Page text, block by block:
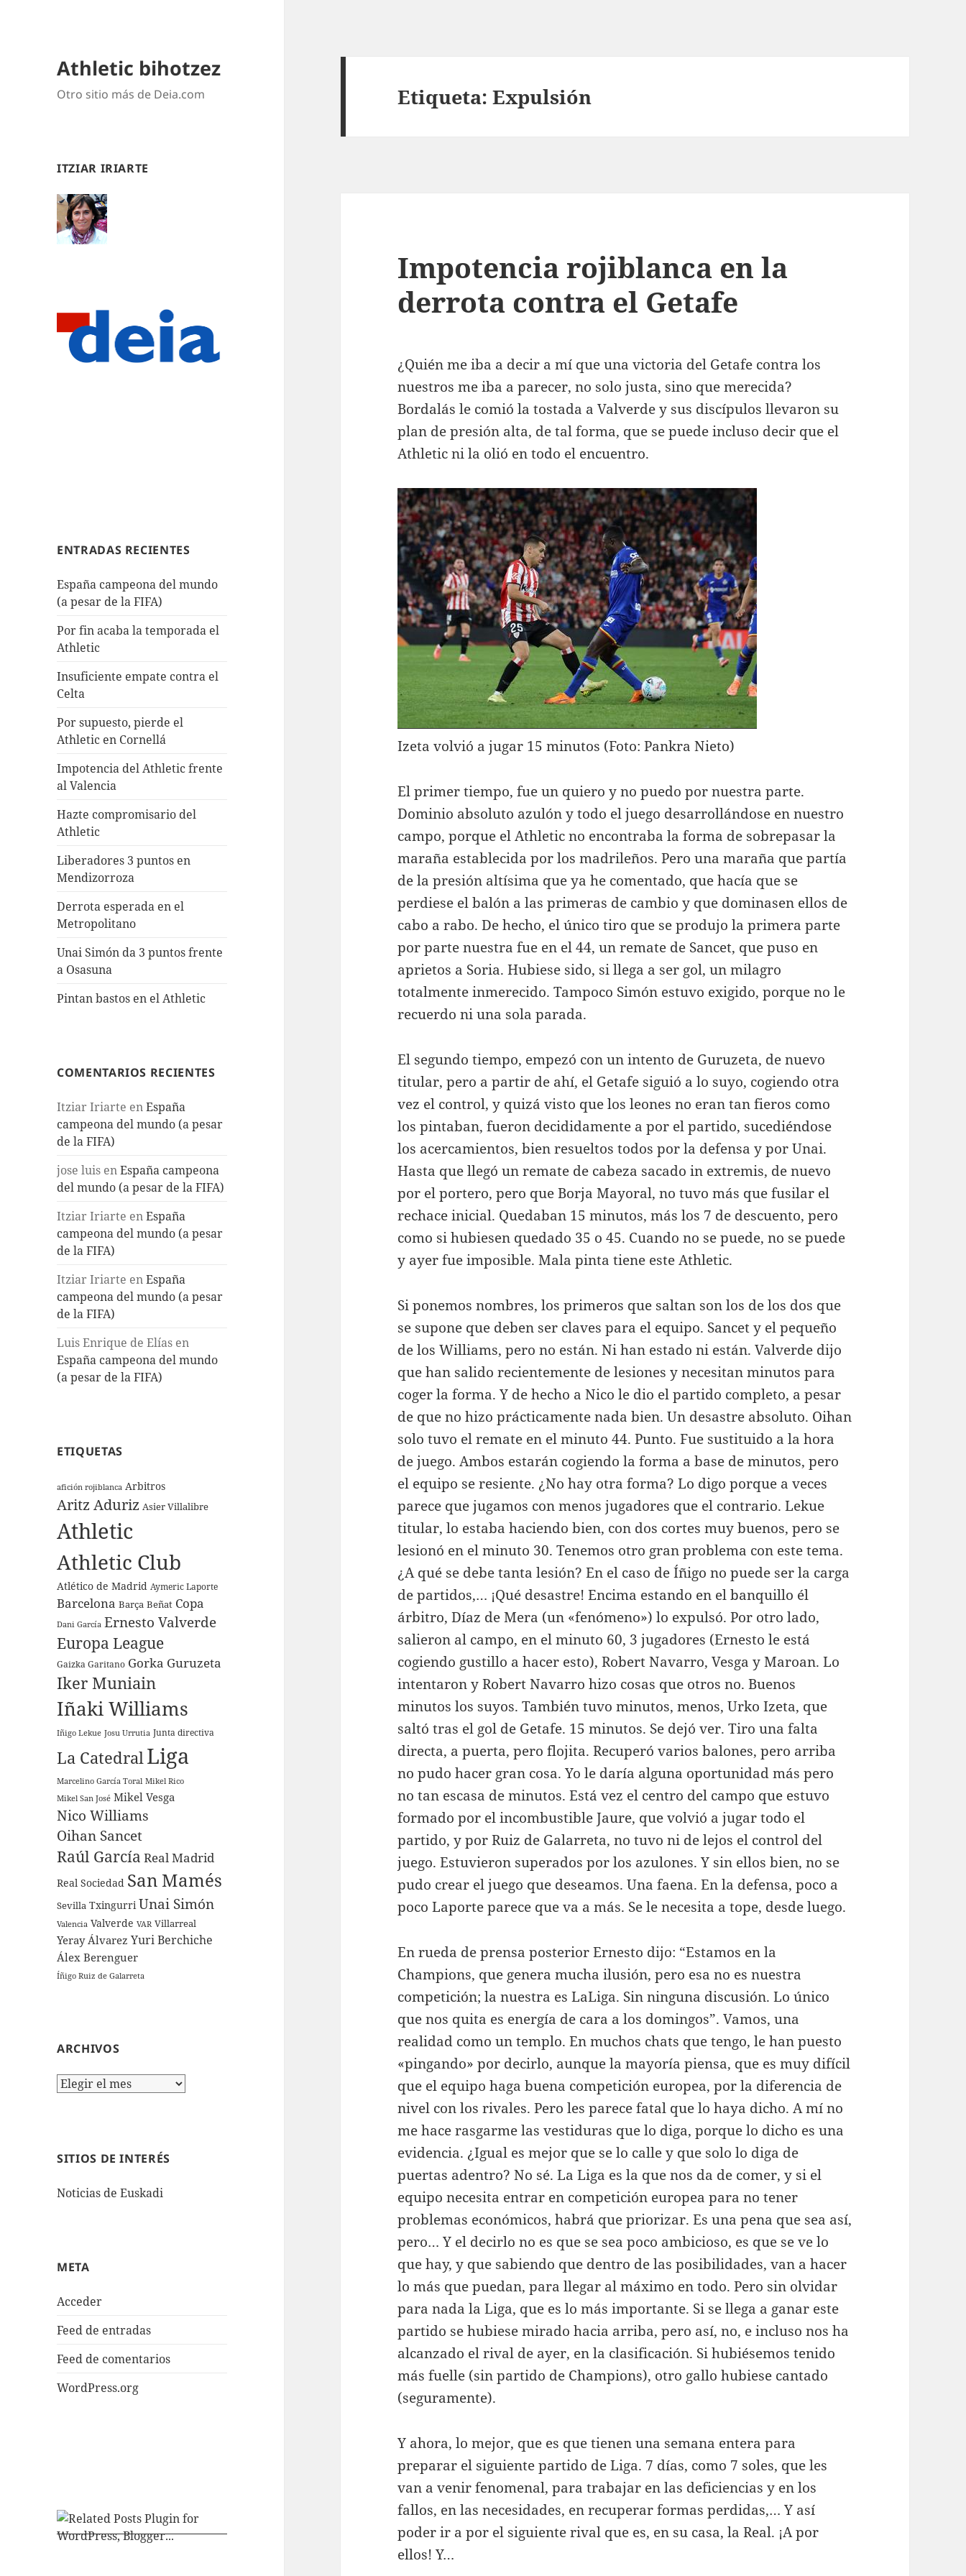
Athletic bihotzez
Otro sitio más de Deia.com
ITZIAR IRIARTE
ENTRADAS RECIENTES
España campeona del mundo
(a pesar de la FIFA)
Por fin acaba la temporada el
Athletic
Insuficiente empate contra el
Celta
Por supuesto, pierde el
Athletic en Cornellá
Impotencia del Athletic frente
al Valencia
Hazte compromisario del
Athletic
Liberadores 3 puntos en
Mendizorroza
Derrota esperada en el
Metropolitano
Unai Simón da 3 puntos frente
a Osasuna
Pintan bastos en el Athletic
COMENTARIOS RECIENTES
Itziar Iriarte enEspaña
campeona del mundo (a pesar
de la FIFA)
jose luis enEspaña campeona
del mundo (a pesar de la FIFA)
Itziar Iriarte enEspaña
campeona del mundo (a pesar
de la FIFA)
Itziar Iriarte enEspaña
campeona del mundo (a pesar
de la FIFA)
Luis Enrique de Elías en
España campeona del mundo
(a pesar de la FIFA)
ETIQUETAS
afición rojiblanca Arbitros
Aritz Aduriz Asier Villalibre
Athletic
Athletic Club
Atlético de Madrid Aymeric Laporte
Barcelona Barça Beñat Copa
Dani García Ernesto Valverde
Europa League
Gaizka Garitano Gorka Guruzeta
Iker Muniain
Iñaki Williams
Iñigo Lekue Josu Urrutia Junta directiva
La CatedralLiga
Marcelino García Toral Mikel Rico
Mikel San José Mikel Vesga
Nico Williams
Oihan Sancet
Raúl García Real Madrid
Real Sociedad San Mamés
Sevilla Txingurri Unai Simón
Valencia Valverde VAR Villarreal
Yeray Álvarez Yuri Berchiche
Álex Berenguer
Íñigo Ruiz de Galarreta
ARCHIVOS
Archivos
SITIOS DE INTERÉS
Noticias de Euskadi
META
Acceder
Feed de entradas
Feed de comentarios
WordPress.org
Etiqueta:Expulsión
Impotencia rojiblanca en la
derrota contra el Getafe
¿Quién me iba a decir a mí que una victoria del Getafe contra los
nuestros me iba a parecer, no solo justa, sino que merecida?
Bordalás le comió la tostada a Valverde y sus discípulos llevaron su
plan de presión alta, de tal forma, que se puede incluso decir que el
Athletic ni la olió en todo el encuentro.
Izeta volvió a jugar 15 minutos (Foto: Pankra Nieto)
El primer tiempo, fue un quiero y no puedo por nuestra parte.
Dominio absoluto azulón y todo el juego desarrollándose en nuestro
campo, porque el Athletic no encontraba la forma de sobrepasar la
maraña establecida por los madrileños. Pero una maraña que partía
de la presión altísima que ya he comentado, que hacía que se
perdiese el balón a las primeras de cambio y que dominasen ellos de
cabo a rabo. De hecho, el único tiro que se produjo la primera parte
por parte nuestra fue en el 44, un remate de Sancet, que puso en
aprietos a Soria. Hubiese sido, si llega a ser gol, un milagro
totalmente inmerecido. Tampoco Simón estuvo exigido, porque no le
recuerdo ni una sola parada.
El segundo tiempo, empezó con un intento de Guruzeta, de nuevo
titular, pero a partir de ahí, el Getafe siguió a lo suyo, cogiendo otra
vez el control, y quizá visto que los leones no eran tan fieros como
los pintaban, fueron decididamente a por el partido, sucediéndose
los acercamientos, bien resueltos todos por la defensa y por Unai.
Hasta que llegó un remate de cabeza sacado in extremis, de nuevo
por el portero, pero que Borja Mayoral, no tuvo más que fusilar el
rechace inicial. Quedaban 15 minutos, más los 7 de descuento, pero
como si hubiesen quedado 35 o 45. Cuando no se puede, no se puede
y ayer fue imposible. Mala pinta tiene este Athletic.
Si ponemos nombres, los primeros que saltan son los de los dos que
se supone que deben ser claves para el equipo. Sancet y el pequeño
de los Williams, pero no están. Ni han estado ni están. Valverde dijo
que han salido recientemente de lesiones y necesitan minutos para
coger la forma. Y de hecho a Nico le dio el partido completo, a pesar
de que no hizo prácticamente nada bien. Un desastre absoluto. Oihan
solo tuvo el remate en el minuto 44. Punto. Fue sustituido a la hora
de juego. Ambos estarán cogiendo la forma a base de minutos, pero
el equipo se resiente. ¿No hay otra forma? Lo digo porque a veces
parece que jugamos con menos jugadores que el contrario. Lekue
titular, lo estaba haciendo bien, con dos cortes muy buenos, pero se
lesionó en el minuto 30. Tenemos otro gran problema con este tema.
¿A qué se debe tanta lesión? En el caso de Íñigo no puede ser la carga
de partidos,… ¡Qué desastre! Encima estando en el banquillo él
árbitro, Díaz de Mera (un «fenómeno») lo expulsó. Por otro lado,
salieron al campo, en el minuto 60, 3 jugadores (Ernesto le está
cogiendo gustillo a hacer esto), Robert Navarro, Vesga y Maroan. Lo
intentaron y Robert Navarro hizo cosas que otros no. Buenos
minutos los suyos. También tuvo minutos, menos, Urko Izeta, que
saltó tras el gol de Getafe. 15 minutos. Se dejó ver. Tiro una falta
directa, a puerta, pero flojita. Recuperó varios balones, pero arriba
no pudo hacer gran cosa. Yo le daría alguna oportunidad más pero
no tan escasa de minutos. Está vez el centro del campo que estuvo
formado por el incombustible Jaure, que volvió a jugar todo el
partido, y por Ruiz de Galarreta, no tuvo ni de lejos el control del
juego. Estuvieron superados por los azulones. Y sin ellos bien, no se
pudo crear el juego que deseamos. Una faena. En la defensa, poco a
poco Laporte parece que va a más. Se le necesita a tope, desde luego.
En rueda de prensa posterior Ernesto dijo: “Estamos en la
Champions, que genera mucha ilusión, pero esa no es nuestra
competición; la nuestra es LaLiga. Sin ninguna discusión. Lo único
que nos quita es energía de cara a los domingos”. Vamos, una
realidad como un templo. En muchos chats que tengo, le han puesto
«pingando» por decirlo, aunque la mayoría piensa, que es muy difícil
que el equipo haga buena competición europea, por la diferencia de
nivel con los rivales. Pero les parece fatal que lo haya dicho. A mí no
me hace rasgarme las vestiduras que lo diga, porque lo dicho es una
evidencia. ¿Igual es mejor que se lo calle y que solo lo diga de
puertas adentro? No sé. La Liga es la que nos da de comer, y si el
equipo necesita entrar en competición europea para no tener
problemas económicos, habrá que priorizar. Es una pena que sea así,
pero… Y el decirlo no es que se sea poco ambicioso, es que se ve lo
que hay, y que sabiendo que dentro de las posibilidades, van a hacer
lo más que puedan, para llegar al máximo en todo. Pero sin olvidar
para nada la Liga, que es lo más importante. Si se llega a ganar este
partido se hubiese mirado hacia arriba, pero así, no, e incluso nos ha
alcanzado el rival de ayer, en la clasificación. Si hubiésemos tenido
más fuelle (sin partido de Champions), otro gallo hubiese cantado
(seguramente).
Y ahora, lo mejor, que es que tienen una semana entera para
preparar el siguiente partido de Liga. 7 días, como 7 soles, que les
van a venir fenomenal, para trabajar en las deficiencias y en los
fallos, en las necesidades, en recuperar formas perdidas,… Y así
poder ir a por el siguiente rival que es, en su casa, la Real. ¡A por
ellos! Y…